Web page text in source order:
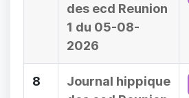
des ecd Reunion
1 du 05-08-
2026
8
Journal hippique